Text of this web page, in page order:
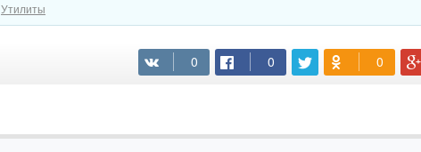
(cкачиваний: 91)
Утилиты